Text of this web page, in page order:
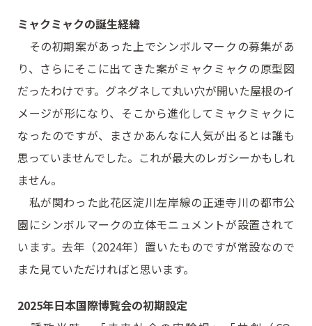
ミャクミャクの誕生経緯
その初期案があった上でシンボルマークの募集があ
り、さらにそこに出てきた案がミャクミャクの原型図
だったわけです。グネグネして丸い穴が開いた屋根のイ
メージが形になり、そこから進化してミャクミャクに
なったのですが、まさかあんなに人気が出るとは誰も
思っていませんでした。これが最大のレガシーかもしれ
ません。
私が関わった此花区淀川左岸線の正連寺川の都市公
園にシンボルマークの立体モニュメントが設置されて
います。去年（2024年）置いたものですが常設なので
また見ていただければと思います。
2025年日本国際博覧会の初期設定